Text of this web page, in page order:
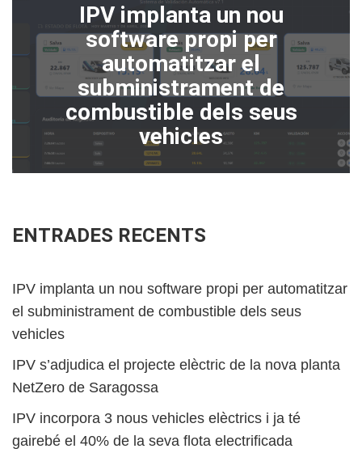
IPV implanta un nou
software propi per
automatitzar el
subministrament de
combustible dels seus
vehicles
ENTRADES RECENTS
IPV implanta un nou software propi per automatitzar
el subministrament de combustible dels seus
vehicles
IPV s’adjudica el projecte elèctric de la nova planta
NetZero de Saragossa
IPV incorpora 3 nous vehicles elèctrics i ja té
gairebé el 40% de la seva flota electrificada